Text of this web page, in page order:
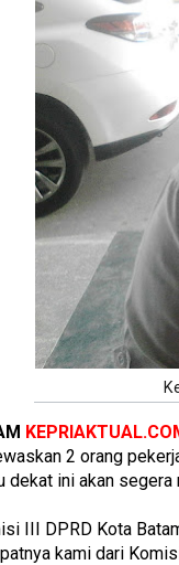
2 orang
dekat ini akan segera
III DPRD Kota
kami dari